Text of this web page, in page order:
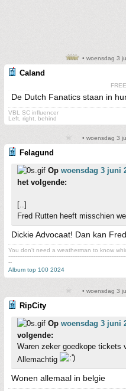
• woensdag 3
Caland
De Dutch Fanatics staan in
VBL SC influencer
Left, right, behind
• woensdag 3
Felagund
Op woensdag 3 juni
het volgende:
[..]
Fred Rutten heeft misschien
Dickie Advocaat! Dan kan
You don't need a weatherman to know
--
Album top 100 2024
• woensdag 3
RipCity
Op woensdag 3 juni
volgende:
Waren zeker goedkope tickets
Allemachtig
Wonen allemaal in belgie